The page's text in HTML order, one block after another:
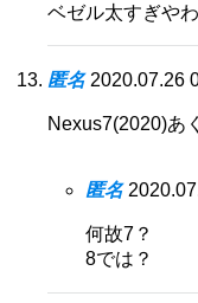
ベゼル太すぎや
匿名 2020.07.26
Nexus7(2020)あ
匿名
何故7？
8では？